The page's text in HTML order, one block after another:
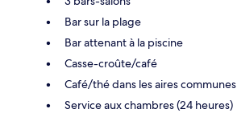
Bar sur la plage
Bar attenant à la piscine
Casse-croûte/café
Café/thé dans les aires communes
Service aux chambres (24 heures)